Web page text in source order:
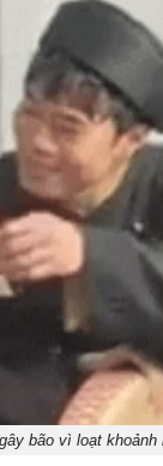
bão vì loạt